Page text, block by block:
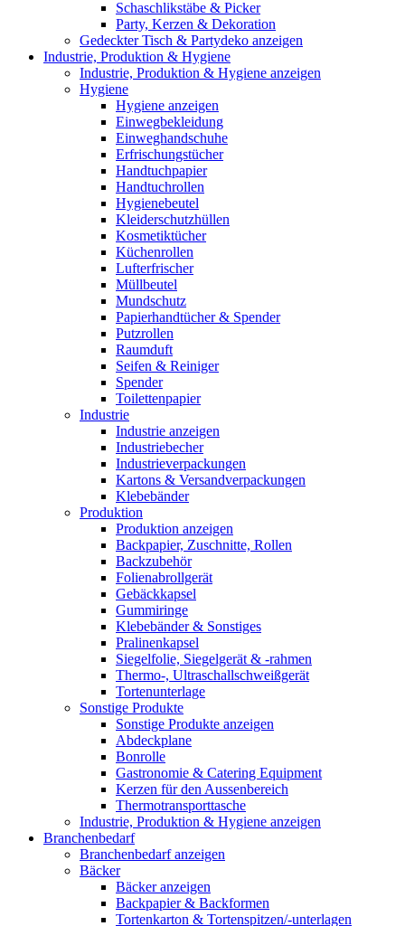
Schaschlikstäbe & Picker
Party, Kerzen & Dekoration
Gedeckter Tisch & Partydeko anzeigen
Industrie, Produktion & Hygiene
Industrie, Produktion & Hygiene anzeigen
Hygiene
Hygiene anzeigen
Einwegbekleidung
Einweghandschuhe
Erfrischungstücher
Handtuchpapier
Handtuchrollen
Hygienebeutel
Kleiderschutzhüllen
Kosmetiktücher
Küchenrollen
Lufterfrischer
Müllbeutel
Mundschutz
Papierhandtücher & Spender
Putzrollen
Raumduft
Seifen & Reiniger
Spender
Toilettenpapier
Industrie
Industrie anzeigen
Industriebecher
Industrieverpackungen
Kartons & Versandverpackungen
Klebebänder
Produktion
Produktion anzeigen
Backpapier, Zuschnitte, Rollen
Backzubehör
Folienabrollgerät
Gebäckkapsel
Gummiringe
Klebebänder & Sonstiges
Pralinenkapsel
Siegelfolie, Siegelgerät & -rahmen
Thermo-, Ultraschallschweißgerät
Tortenunterlage
Sonstige Produkte
Sonstige Produkte anzeigen
Abdeckplane
Bonrolle
Gastronomie & Catering Equipment
Kerzen für den Aussenbereich
Thermotransporttasche
Industrie, Produktion & Hygiene anzeigen
Branchenbedarf
Branchenbedarf anzeigen
Bäcker
Bäcker anzeigen
Backpapier & Backformen
Tortenkarton & Tortenspitzen/-unterlagen